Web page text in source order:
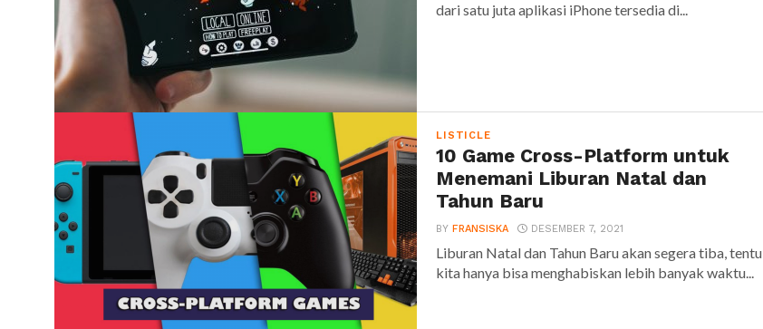
dari satu juta aplikasi iPhone tersedia di...
LISTICLE
10 Game Cross-Platform untuk
Menemani Liburan Natal dan
Tahun Baru
BYFRANSISKA DESEMBER 7, 2021
Liburan Natal dan Tahun Baru akan segera tiba, tentu
kita hanya bisa menghabiskan lebih banyak waktu...